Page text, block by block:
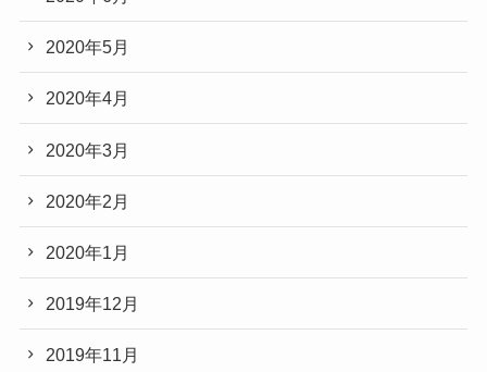
2020年5月
2020年4月
2020年3月
2020年2月
2020年1月
2019年12月
2019年11月